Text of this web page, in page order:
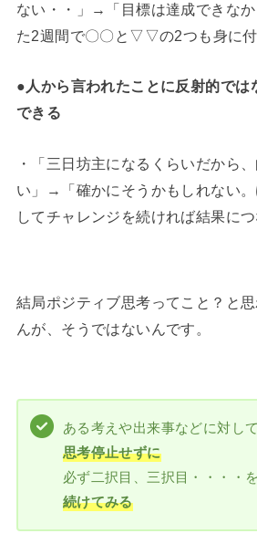
ない・・」→「目標は達成できな
た2週間で〇〇と▽▽の2つも身に付
● 人から言われたことに反射的では
できる
・「三日坊主になるくらいだから
い」→「確かにそうかもしれない
してチャレンジを続ければ結果に
結局ポジティブ思考ってこと？と
んが、そうではないんです。
ある考えや出来事などに対して
思考停止せずに
必ず二択目、三択目・・・・
続けてみる